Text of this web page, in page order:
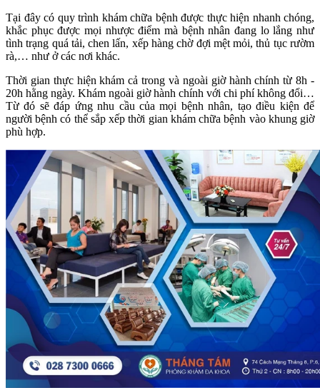
Tại đây có quy trình khám chữa bệnh được thực hiện nhanh chóng,
khắc phục được mọi nhược điểm mà bệnh nhân đang lo lắng như
tình trạng quá tải, chen lấn, xếp hàng chờ đợi mệt mỏi, thủ tục rườm
rà,… như ở các nơi khác.
Thời gian thực hiện khám cả trong và ngoài giờ hành chính từ 8h -
20h hằng ngày. Khám ngoài giờ hành chính với chi phí không đổi…
Từ đó sẽ đáp ứng nhu cầu của mọi bệnh nhân, tạo điều kiện để
người bệnh có thể sắp xếp thời gian khám chữa bệnh vào khung giờ
phù hợp.